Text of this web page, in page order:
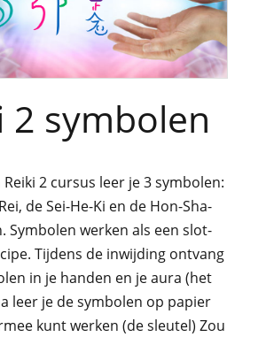
2 symbolen
2 cursus leer je 3 symbolen:
de Sei-He-Ki en de Hon-Sha-
Symbolen werken als een slot-
Tijdens de inwijding ontvang
in je handen en je aura (het
leer je de symbolen op papier
kunt werken (de sleutel) Zou